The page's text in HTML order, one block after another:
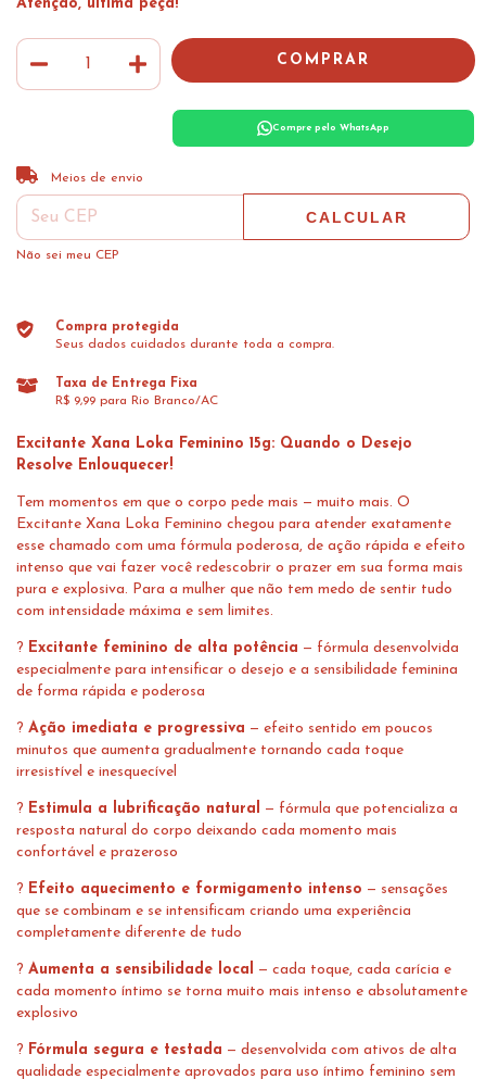
Atenção, última peça!
Compre pelo WhatsApp
Entregas para o CEP:
Meios de envio
CALCULAR
Não sei meu CEP
Compra protegida
Seus dados cuidados durante toda a compra.
Taxa de Entrega Fixa
R$ 9,99 para Rio Branco/AC
Excitante Xana Loka Feminino 15g: Quando o Desejo
Resolve Enlouquecer!
Tem momentos em que o corpo pede mais — muito mais. O
Excitante Xana Loka Feminino chegou para atender exatamente
esse chamado com uma fórmula poderosa, de ação rápida e efeito
intenso que vai fazer você redescobrir o prazer em sua forma mais
pura e explosiva. Para a mulher que não tem medo de sentir tudo
com intensidade máxima e sem limites.
? Excitante feminino de alta potência — fórmula desenvolvida
especialmente para intensificar o desejo e a sensibilidade feminina
de forma rápida e poderosa
? Ação imediata e progressiva — efeito sentido em poucos
minutos que aumenta gradualmente tornando cada toque
irresistível e inesquecível
? Estimula a lubrificação natural — fórmula que potencializa a
resposta natural do corpo deixando cada momento mais
confortável e prazeroso
? Efeito aquecimento e formigamento intenso — sensações
que se combinam e se intensificam criando uma experiência
completamente diferente de tudo
? Aumenta a sensibilidade local — cada toque, cada carícia e
cada momento íntimo se torna muito mais intenso e absolutamente
explosivo
? Fórmula segura e testada — desenvolvida com ativos de alta
qualidade especialmente aprovados para uso íntimo feminino sem